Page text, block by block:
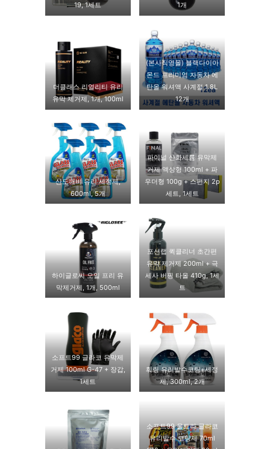
19, 1세트
1개
더클래스 리얼리티 유리
유막 제거제, 1개, 100ml
(본사직영몰) 블랙다이아
몬드 프리미엄 자동차 에
탄올 워셔액 사계절 1.8L
12개
산도깨비 유리 세정제,
600ml, 5개
파이널 산화세륨 유막제
거제 액상형 100ml + 파
우더형 100g + 스펀지 2p
세트, 1세트
하이글로씨 오일 프리 유
막제거제, 1개, 500ml
포션랩 퀵클리너 초간편
유막 제거제 200ml + 극
세사 버핑 타올 410g, 1세
트
소프트99 글라코 유막제
거제 100ml G-47 + 장갑,
1세트
훠링 유리발수코팅+세정
제, 300ml, 2개
소프트99 울트라 글라코
유리발수 코팅제 70ml